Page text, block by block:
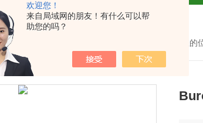
欢迎您！
来自局域网的朋友！有什么可以帮
助您的吗？
您的